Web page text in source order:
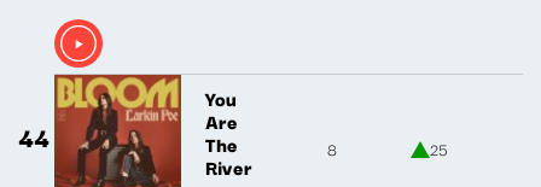
44
You
Are
The
River
8 25